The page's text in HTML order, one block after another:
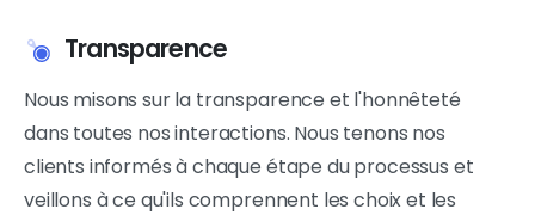
Transparence
Nous misons sur la transparence et l'honnêteté
dans toutes nos interactions. Nous tenons nos
clients informés à chaque étape du processus et
veillons à ce qu'ils comprennent les choix et les